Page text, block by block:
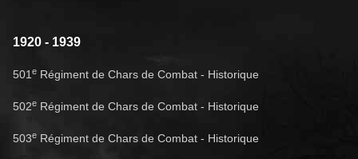
1920 - 1939
501 e Régiment de Chars de Combat - Historique
502e Régiment de Chars de Combat - Historique
503e Régiment de Chars de Combat - Historique